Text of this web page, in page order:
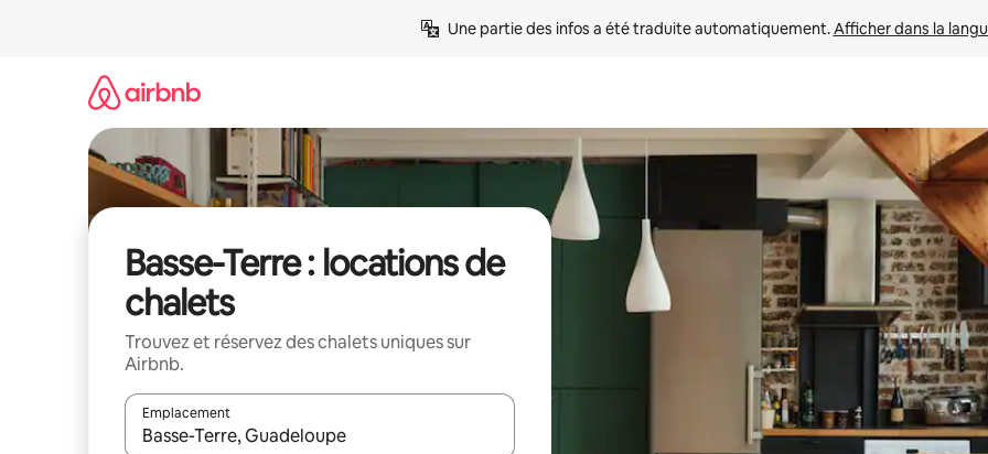
Une partie des infos a été traduite automatiquement. Afficher dans la
Basse-Terre : locations de
chalets
Trouvez et réservez des chalets uniques sur
Airbnb.
Emplacement
Quand les résultats sont affichés, parcourez-les en utilisant les flèches vers le haut et vers le bas, ou en appuyant